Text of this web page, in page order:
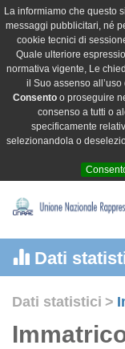
La informiamo che questo
messaggi pubblicitari, né
cookie tecnici di
Quale ulteriore
normativa vigente, Le
il Suo assenso
Consento o proseguire
consenso a tutti o
specificamente
selezionandola o
Dati
Dati statistici >